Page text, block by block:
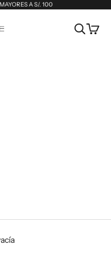
A S/. 100
Buscar